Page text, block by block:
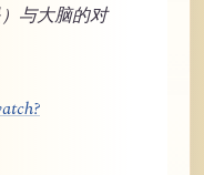
与大脑的对